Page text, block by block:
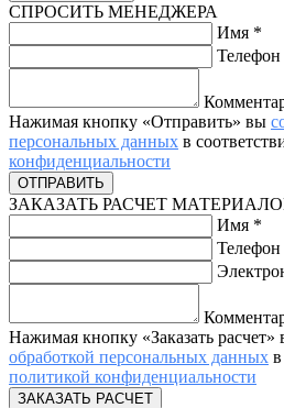
СПРОСИТЬ МЕНЕДЖЕРА
Имя *
Телефон
Нажимая кнопку «Отправить» вы
персональных данных в
конфиденциальности
ЗАКАЗАТЬ РАСЧЕТ
Имя *
Телефон
Нажимая кнопку «Заказать расчет»
обработкой персональных данных
политикой конфиденциальности